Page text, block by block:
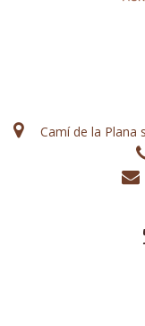
Camí de la Plana